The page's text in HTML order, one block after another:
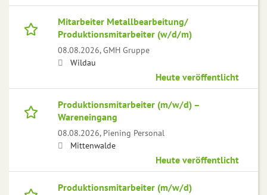
Mitarbeiter Metallbearbeitung/
Produktionsmitarbeiter (w/d/m)
08.08.2026,GMH Gruppe
Wildau
Heute veröffentlicht
Produktionsmitarbeiter (m/w/d) –
Wareneingang
08.08.2026, Piening Personal
Mittenwalde
Heute veröffentlicht
Produktionsmitarbeiter (m/w/d)